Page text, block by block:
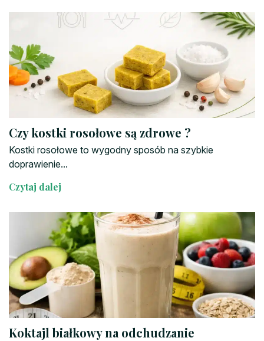
Czy kostki rosołowe są zdrowe ?
Kostki rosołowe to wygodny sposób na szybkie
doprawienie...
Czytaj dalej
Koktajl białkowy na odchudzanie